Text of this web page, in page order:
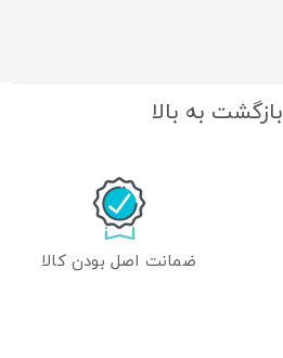
بازگشت به بالا
ضمانت اصل بودن کالا